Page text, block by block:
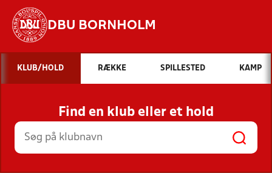
DBU BORNHOLM
Hvad vil du søge efter?
INDHOLD OG NYHEDER
STILLINGER, RESULTATER, KLUBBER OG
HOLD
KLUB/HOLD RÆKKE SPILLESTED KAMP
Find en klub eller et hold